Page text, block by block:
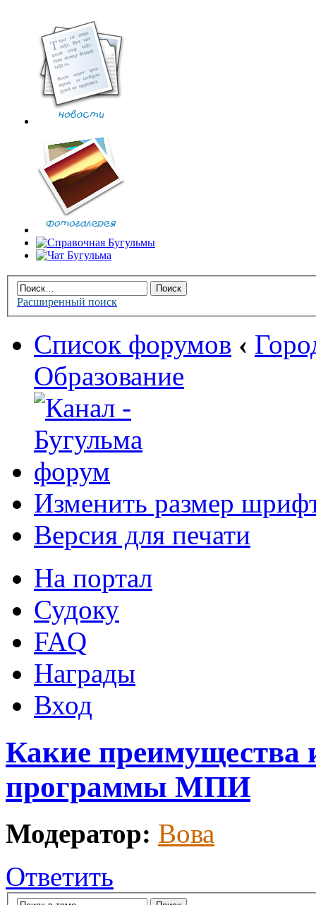
Расширенный поиск
Список форумов ‹
Образование
Изменить размер
Версия для печати
На портал
Судоку
FAQ
Награды
Вход
Какие преимущества
программы МПИ
Модератор: Вова
Ответить